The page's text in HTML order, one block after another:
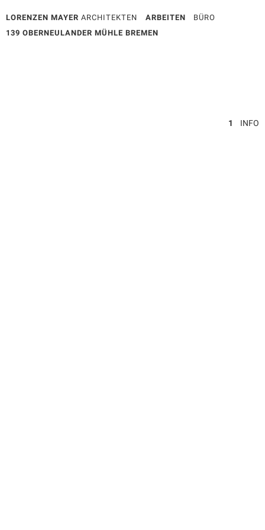
LORENZEN MAYER ARCHITEKTEN ARBEITEN
BÜRO
139 OBERNEULANDER MÜHLE BREMEN
1 INFO